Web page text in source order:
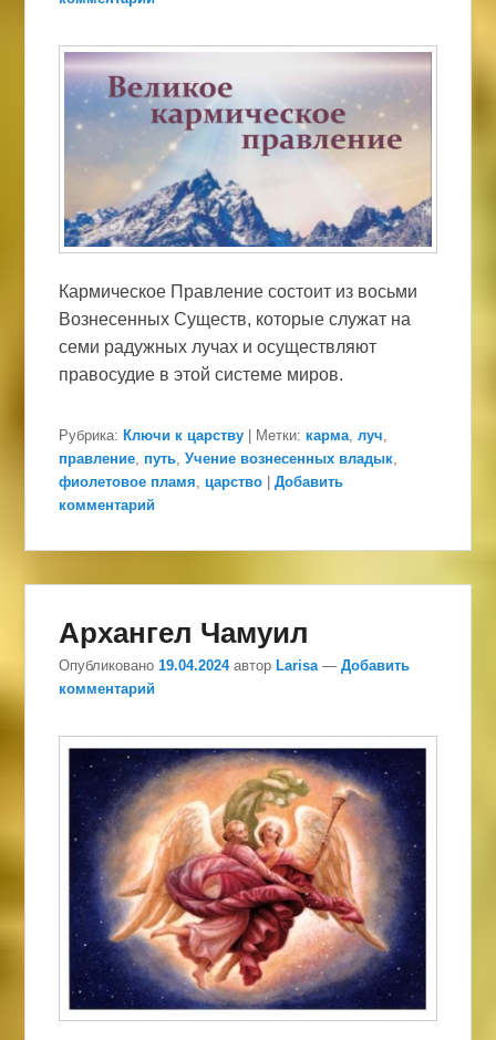
Кармическое Правление состоит из восьми
Вознесенных Существ, которые служат на
семи радужных лучах и осуществляют
правосудие в этой системе миров.
Рубрика: Ключи к царству Метки: карма ,луч
правление путь ,Учение вознесенных владык
фиолетовое пламя
царство |Добавить
комментарий
Архангел Чамуил
Опубликовано19.04.2024 автор Larisa —Добавить
комментарий